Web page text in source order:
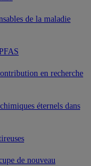
de la maladie
en recherche
éternels dans
de nouveau